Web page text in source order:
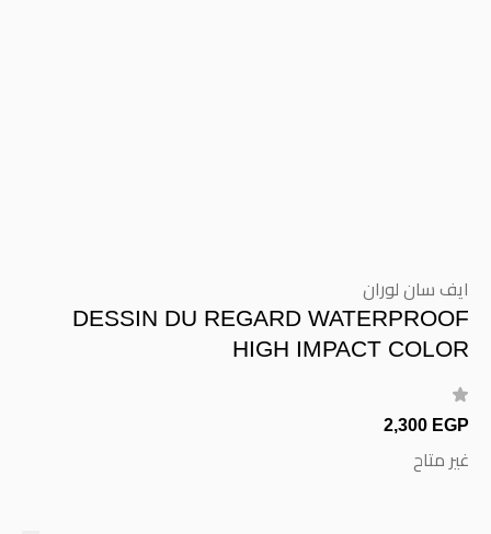
ايف سان لوران
DESSIN DU REGARD WATERPROOF
HIGH IMPACT COLOR
2,300 EGP
غير متاح